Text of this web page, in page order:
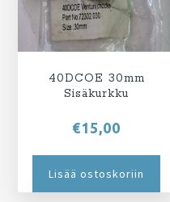
40DCOE 30mm
Sisäkurkku
€15,00
Lisää ostoskoriin